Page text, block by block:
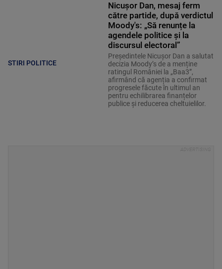
STIRI POLITICE
Nicușor Dan, mesaj ferm
către partide, după verdictul
Moody's: „Să renunțe la
agendele politice şi la
discursul electoral”
Președintele Nicușor Dan a salutat
decizia Moody’s de a menține
ratingul României la „Baa3”,
afirmând că agenția a confirmat
progresele făcute în ultimul an
pentru echilibrarea finanțelor
publice și reducerea cheltuielilor.